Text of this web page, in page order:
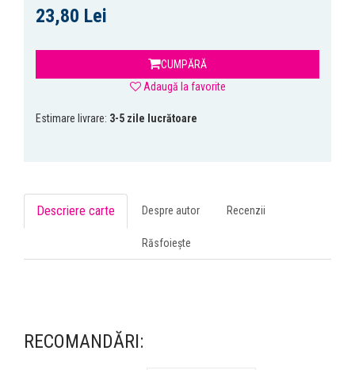
23,80 Lei
CUMPĂRĂ
Adaugă la favorite
Estimare livrare: 3-5 zile lucrătoare
Descriere carte Despre autor Recenzii
Răsfoiește
RECOMANDĂRI: